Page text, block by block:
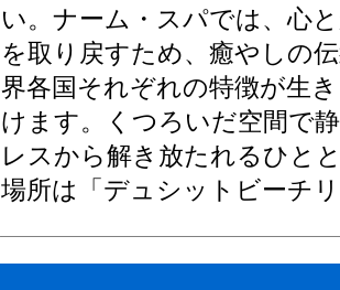
い。ナーム・スパでは、心
を取り戻すため、癒やしの
界各国それぞれの特徴が生
けます。くつろいだ空間で
レスから解き放たれるひと
場所は「デュシットビーチ